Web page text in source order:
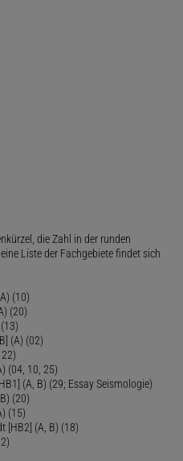
die Zahl in der runden
Liste der Fachgebiete findet sich
(10)
(20)
(A) (02)
(04, 10, 25)
(A, B) (29; Essay Seismologie)
(20)
(15)
[HB2] (A, B) (18)